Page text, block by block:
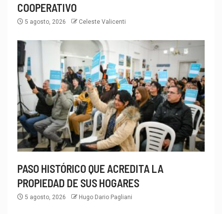
COOPERATIVO
5 agosto, 2026 Celeste Valicenti
PASO HISTÓRICO QUE ACREDITA LA
PROPIEDAD DE SUS HOGARES
5 agosto, 2026 Hugo Dario Pagliani